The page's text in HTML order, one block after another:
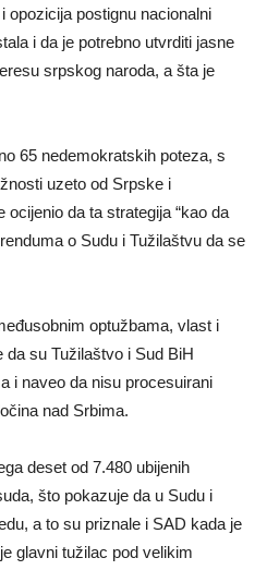
opozicija postignu nacionalni
i da je potrebno utvrditi jasne
srpskog naroda, a šta je
65 nedemokratskih poteza, s
uzeto od Srpske i
ocijenio da ta strategija “kao da
o Sudu i Tužilaštvu da se
optužbama, vlast i
su Tužilaštvo i Sud BiH
i naveo da nisu procesuirani
nad Srbima.
deset od 7.480 ubijenih
što pokazuje da u Sudu i
a to su priznale i SAD kada je
glavni tužilac pod velikim